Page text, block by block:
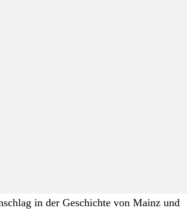
in der Geschichte von Mainz und